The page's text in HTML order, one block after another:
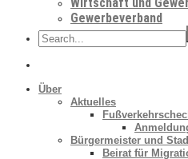
Gewerbeverband
Über
Aktuelles
Bürgermeister und
Beirat für